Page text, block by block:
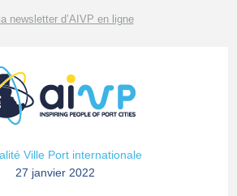
newsletter d’AIVP en ligne
Ville Port internationale
27 janvier 2022